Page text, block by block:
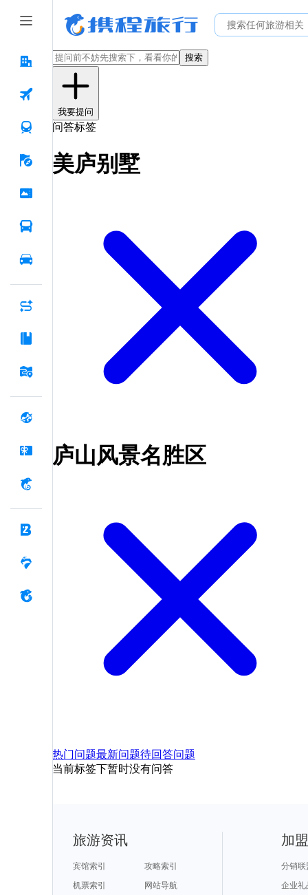
搜索
我要提问
问答标签
美庐别墅
庐山风景名胜区
热门问题最新问题待回答问题
当前标签下暂时没有问答
旅游资讯
宾馆索引
攻略索引
机票索引
网站导航
加
分销联
企业礼